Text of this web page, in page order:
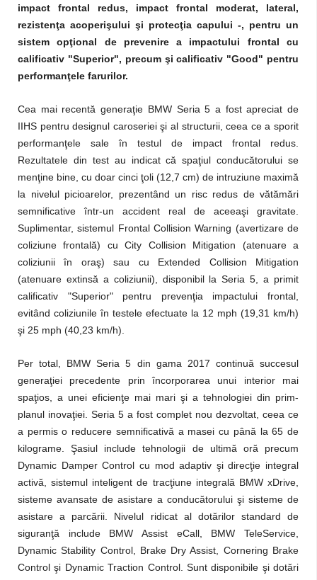
impact frontal redus, impact frontal moderat, lateral,
rezistenţa acoperişului şi protecţia capului -, pentru un
sistem opţional de prevenire a impactului frontal cu
calificativ "Superior", precum şi calificativ "Good" pentru
performanţele farurilor.
Cea mai recentă generaţie BMW Seria 5 a fost apreciat de
IIHS pentru designul caroseriei şi al structurii, ceea ce a sporit
performanţele sale în testul de impact frontal redus.
Rezultatele din test au indicat că spaţiul conducătorului se
menţine bine, cu doar cinci ţoli (12,7 cm) de intruziune maximă
la nivelul picioarelor, prezentând un risc redus de vătămări
semnificative într-un accident real de aceeaşi gravitate.
Suplimentar, sistemul Frontal Collision Warning (avertizare de
coliziune frontală) cu City Collision Mitigation (atenuare a
coliziunii în oraş) sau cu Extended Collision Mitigation
(atenuare extinsă a coliziunii), disponibil la Seria 5, a primit
calificativ "Superior" pentru prevenţia impactului frontal,
evitând coliziunile în testele efectuate la 12 mph (19,31 km/h)
şi 25 mph (40,23 km/h).
Per total, BMW Seria 5 din gama 2017 continuă succesul
generaţiei precedente prin încorporarea unui interior mai
spaţios, a unei eficienţe mai mari şi a tehnologiei din prim-
planul inovaţiei. Seria 5 a fost complet nou dezvoltat, ceea ce
a permis o reducere semnificativă a masei cu până la 65 de
kilograme. Şasiul include tehnologii de ultimă oră precum
Dynamic Damper Control cu mod adaptiv şi direcţie integral
activă, sistemul inteligent de tracţiune integrală BMW xDrive,
sisteme avansate de asistare a conducătorului şi sisteme de
asistare a parcării. Nivelul ridicat al dotărilor standard de
siguranţă include BMW Assist eCall, BMW TeleService,
Dynamic Stability Control, Brake Dry Assist, Cornering Brake
Control şi Dynamic Traction Control. Sunt disponibile şi dotări